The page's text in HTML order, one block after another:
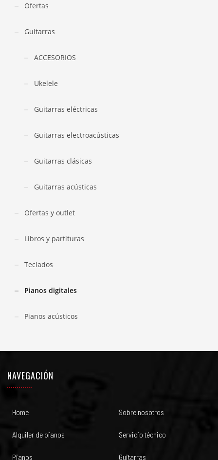
Ofertas
Guitarras
ACCESORIOS
Ukelele
Guitarras eléctricas
Guitarras electroacústicas
Guitarras clásicas
Guitarras acústicas
Ofertas y outlet
Libros y partituras
Teclados
Pianos digitales
Pianos acústicos
NAVEGACIÓN
Home Sobre nosotros
Alquiler de pianos Servicio técnico
Pianos Guitarras